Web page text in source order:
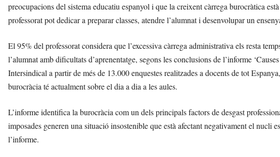
preocupacions del sistema educatiu espanyol i que la creixent càrrega burocràtica
professorat pot dedicar a preparar classes, atendre l’alumnat i desenvolupar un
El 95% del professorat considera que l’excessiva càrrega administrativa els resta
l’alumnat amb dificultats d’aprenentatge, segons les conclusions de l’informe
Intersindical a partir de més de 13.000 enquestes realitzades a docents de tot
burocràcia té actualment sobre el dia a dia a les aules.
L’informe identifica la burocràcia com un dels principals factors de desgast
imposades generen una situació insostenible que està afectant negativament el nucli
l’informe.